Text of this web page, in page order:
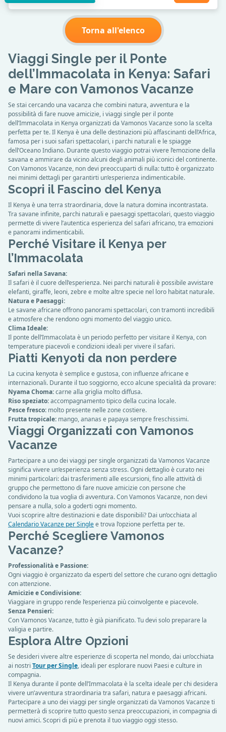
Torna all'elenco
Viaggi Single per il Ponte
dell’Immacolata in Kenya: Safari
e Mare con Vamonos Vacanze
Se stai cercando una vacanza che combini natura, avventura e la
possibilità di fare nuove amicizie, i viaggi single per il ponte
dell’Immacolata in Kenya organizzati da Vamonos Vacanze sono la scelta
perfetta per te. Il Kenya è una delle destinazioni più affascinanti dell’Africa,
famosa per i suoi safari spettacolari, i parchi naturali e le spiagge
dell’Oceano Indiano. Durante questo viaggio potrai vivere l’emozione della
savana e ammirare da vicino alcuni degli animali più iconici del continente.
Con Vamonos Vacanze, non devi preoccuparti di nulla: tutto è organizzato
nei minimi dettagli per garantirti un’esperienza indimenticabile.
Scopri il Fascino del Kenya
Il Kenya è una terra straordinaria, dove la natura domina incontrastata.
Tra savane infinite, parchi naturali e paesaggi spettacolari, questo viaggio
permette di vivere l’autentica esperienza del safari africano, tra emozioni
e panorami indimenticabili.
Perché Visitare il Kenya per
l’Immacolata
Safari nella Savana:
Il safari è il cuore dell’esperienza. Nei parchi naturali è possibile avvistare
elefanti, giraffe, leoni, zebre e molte altre specie nel loro habitat naturale.
Natura e Paesaggi:
Le savane africane offrono panorami spettacolari, con tramonti incredibili
e atmosfere che rendono ogni momento del viaggio unico.
Clima Ideale:
Il ponte dell’Immacolata è un periodo perfetto per visitare il Kenya, con
temperature piacevoli e condizioni ideali per vivere il safari.
Piatti Kenyoti da non perdere
La cucina kenyota è semplice e gustosa, con influenze africane e
internazionali. Durante il tuo soggiorno, ecco alcune specialità da provare:
Nyama Choma:carne alla griglia molto diffusa.
Riso speziato:accompagnamento tipico della cucina locale.
Pesce fresco: molto presente nelle zone costiere.
Frutta tropicale: mango, ananas e papaya sempre freschissimi.
Viaggi Organizzati con Vamonos
Vacanze
Partecipare a uno dei viaggi per single organizzati da Vamonos Vacanze
significa vivere un’esperienza senza stress. Ogni dettaglio è curato nei
minimi particolari: dai trasferimenti alle escursioni, fino alle attività di
gruppo che permettono di fare nuove amicizie con persone che
condividono la tua voglia di avventura. Con Vamonos Vacanze, non devi
pensare a nulla, solo a goderti ogni momento.
Vuoi scoprire altre destinazioni e date disponibili? Dai un’occhiata al
Calendario Vacanze per Singlee trova l’opzione perfetta per te.
Perché Scegliere Vamonos
Vacanze?
Professionalità e Passione:
Ogni viaggio è organizzato da esperti del settore che curano ogni dettaglio
con attenzione.
Amicizie e Condivisione:
Viaggiare in gruppo rende l’esperienza più coinvolgente e piacevole.
Senza Pensieri:
Con Vamonos Vacanze, tutto è già pianificato. Tu devi solo preparare la
valigia e partire.
Esplora Altre Opzioni
Se desideri vivere altre esperienze di scoperta nel mondo, dai un’occhiata
ai nostri Tour per Single, ideali per esplorare nuovi Paesi e culture in
compagnia.
Il Kenya durante il ponte dell’Immacolata è la scelta ideale per chi desidera
vivere un’avventura straordinaria tra safari, natura e paesaggi africani.
Partecipare a uno dei viaggi per single organizzati da Vamonos Vacanze ti
permetterà di scoprire tutto questo senza preoccupazioni, in compagnia di
nuovi amici. Scopri di più e prenota il tuo viaggio oggi stesso.